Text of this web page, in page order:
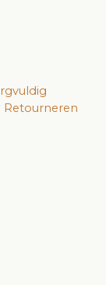
Retourneren